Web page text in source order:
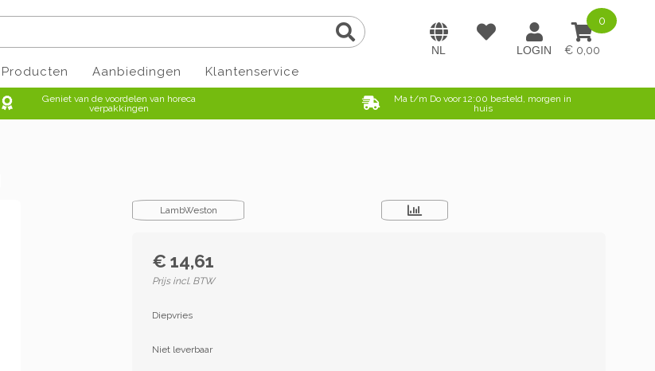
0,00
0
Producten Aanbiedingen Klantenservice
Geniet van de voordelen van horeca
verpakkingen
Ma t/m Do voor 12:00 besteld, morgen in
huis
LambWeston
€ 14,61
Prijs incl. BTW
Diepvries
Niet leverbaar